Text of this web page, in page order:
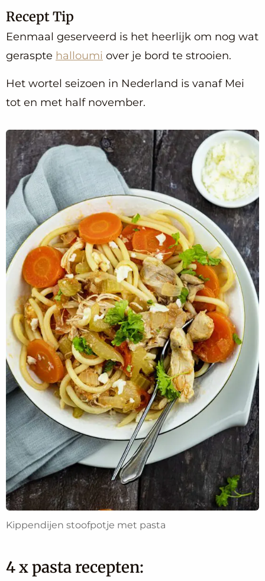
Recept Tip
Eenmaal geserveerd is het heerlijk om nog wat
geraspte halloumi over je bord te strooien.
Het wortel seizoen in Nederland is vanaf Mei
tot en met half november.
Kippendijen stoofpotje met pasta
4 x pasta recepten: